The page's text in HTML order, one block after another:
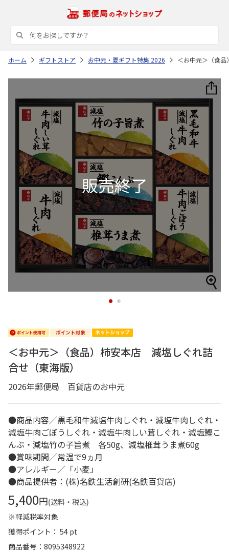
ホーム ギフトストア お中元・夏ギフト特集 2026 ＜お中元＞（食
1 2
＜お中元＞（食品）柿安本店 減塩しぐれ詰
合せ（東海版）
2026年郵便局 百貨店のお中元
●商品内容／黒毛和牛減塩牛肉しぐれ・減塩牛肉しぐれ・
減塩牛肉ごぼうしぐれ・減塩牛肉しい茸しぐれ・減塩鰹こ
んぶ・減塩竹の子旨煮 各50g、減塩椎茸うま煮60g
●賞味期間／常温で9ヵ月
●アレルギー／「小麦」
●商品提供者：(株)名鉄生活創研(名鉄百貨店)
5,400円(送料・税込)
※軽減税率対象
獲得ポイント： 54 pt
商品番号
8095348922